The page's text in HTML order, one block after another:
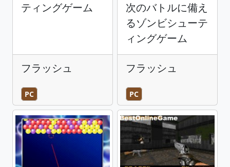
ティングゲーム
フラッシュ
PC
次のバトルに備え
るゾンビシューテ
ィングゲーム
フラッシュ
PC